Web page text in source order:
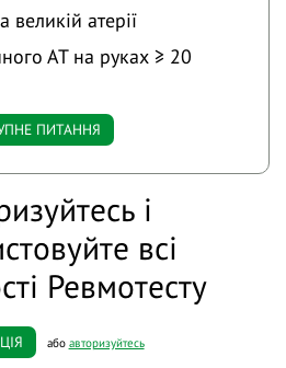
атерії
АТ на руках ≥ 20
ПИТАННЯ
і
всі
Ревмотесту
або авторизуйтесь